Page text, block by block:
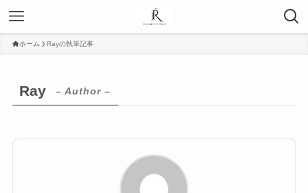
ホーム Rayの執筆記事
Ray – Author –